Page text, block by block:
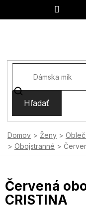
Hľadať
Domov Ženy
Obojstranné
Červená
CRISTINA